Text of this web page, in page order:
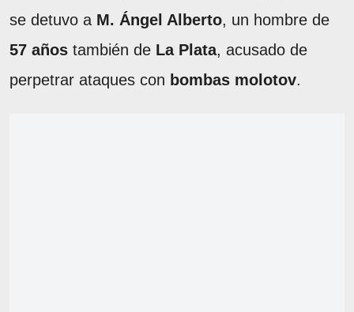
se detuvo a M. Ángel Alberto, un hombre de
57 años también de La Plata, acusado de
perpetrar ataques con bombas molotov.